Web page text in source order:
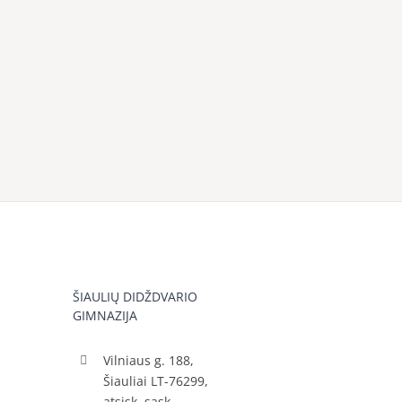
ŠIAULIŲ DIDŽDVARIO
GIMNAZIJA
Vilniaus g. 188,
Šiauliai LT-76299,